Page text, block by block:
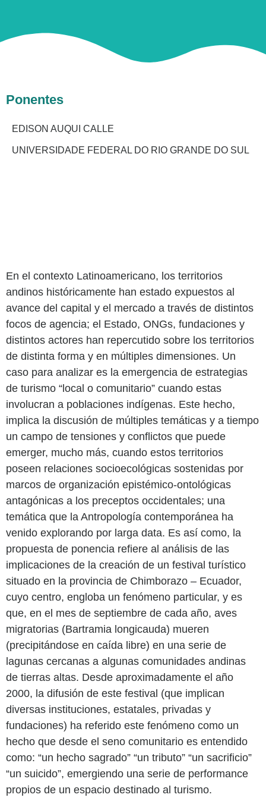
Ponentes
EDISON AUQUI CALLE
UNIVERSIDADE FEDERAL DO RIO GRANDE DO SUL
En el contexto Latinoamericano, los territorios
andinos históricamente han estado expuestos al
avance del capital y el mercado a través de distintos
focos de agencia; el Estado, ONGs, fundaciones y
distintos actores han repercutido sobre los territorios
de distinta forma y en múltiples dimensiones. Un
caso para analizar es la emergencia de estrategias
de turismo “local o comunitario” cuando estas
involucran a poblaciones indígenas. Este hecho,
implica la discusión de múltiples temáticas y a tiempo
un campo de tensiones y conflictos que puede
emerger, mucho más, cuando estos territorios
poseen relaciones socioecológicas sostenidas por
marcos de organización epistémico-ontológicas
antagónicas a los preceptos occidentales; una
temática que la Antropología contemporánea ha
venido explorando por larga data. Es así como, la
propuesta de ponencia refiere al análisis de las
implicaciones de la creación de un festival turístico
situado en la provincia de Chimborazo – Ecuador,
cuyo centro, engloba un fenómeno particular, y es
que, en el mes de septiembre de cada año, aves
migratorias (Bartramia longicauda) mueren
(precipitándose en caída libre) en una serie de
lagunas cercanas a algunas comunidades andinas
de tierras altas. Desde aproximadamente el año
2000, la difusión de este festival (que implican
diversas instituciones, estatales, privadas y
fundaciones) ha referido este fenómeno como un
hecho que desde el seno comunitario es entendido
como: “un hecho sagrado” “un tributo” “un sacrificio”
“un suicido”, emergiendo una serie de performance
propios de un espacio destinado al turismo.